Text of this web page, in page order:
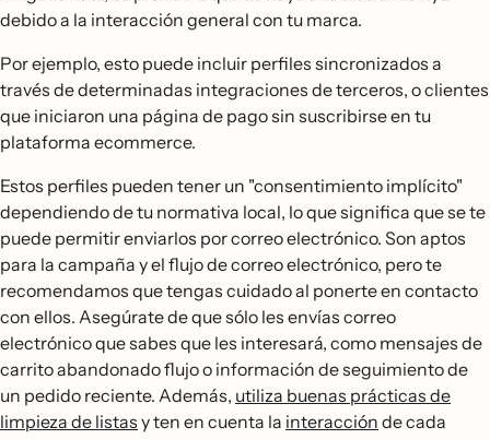
debido a la interacción general con tu marca.
Por ejemplo, esto puede incluir perfiles sincronizados a
través de determinadas integraciones de terceros, o clientes
que iniciaron una página de pago sin suscribirse en tu
plataforma ecommerce.
Estos perfiles pueden tener un "consentimiento implícito"
dependiendo de tu normativa local, lo que significa que se te
puede permitir enviarlos por correo electrónico. Son aptos
para la campaña y el flujo de correo electrónico, pero te
recomendamos que tengas cuidado al ponerte en contacto
con ellos. Asegúrate de que sólo les envías correo
electrónico que sabes que les interesará, como mensajes de
carrito abandonado flujo o información de seguimiento de
un pedido reciente. Además, utiliza buenas prácticas de
limpieza de listas y ten en cuenta la interacción de cada